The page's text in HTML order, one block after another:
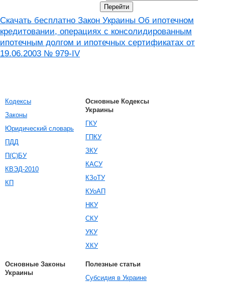
Скачать бесплатно Закон Украины Об ипотечном
кредитовании, операциях с консолидированным
ипотечным долгом и ипотечных сертификатах от
19.06.2003 № 979-IV
Кодексы
Законы
Юридический словарь
ПДД
П(С)БУ
КВЭД-2010
КП
Основные Кодексы
Украины
ГКУ
ГПКУ
ЗКУ
КАСУ
КЗоТУ
КУоАП
НКУ
СКУ
УКУ
ХКУ
Основные Законы
Украины
Полезные статьи
Субсидия в Украине